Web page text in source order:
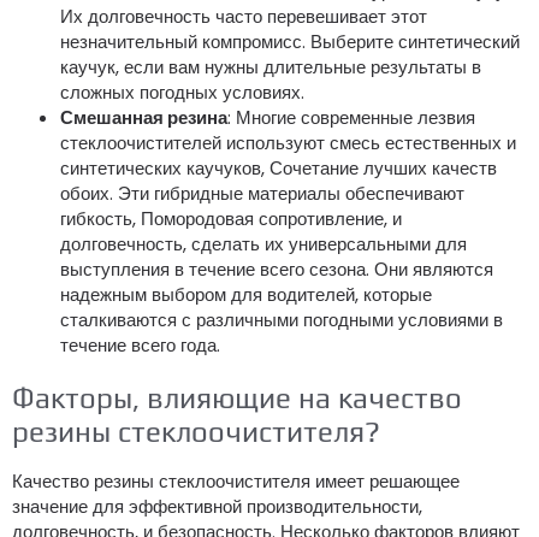
Их долговечность часто перевешивает этот
незначительный компромисс. Выберите синтетический
каучук, если вам нужны длительные результаты в
сложных погодных условиях.
Смешанная резина: Многие современные лезвия
стеклоочистителей используют смесь естественных и
синтетических каучуков, Сочетание лучших качеств
обоих. Эти гибридные материалы обеспечивают
гибкость, Помородовая сопротивление, и
долговечность, сделать их универсальными для
выступления в течение всего сезона. Они являются
надежным выбором для водителей, которые
сталкиваются с различными погодными условиями в
течение всего года.
Факторы, влияющие на качество
резины стеклоочистителя?
Качество резины стеклоочистителя имеет решающее
значение для эффективной производительности,
долговечность, и безопасность. Несколько факторов влияют